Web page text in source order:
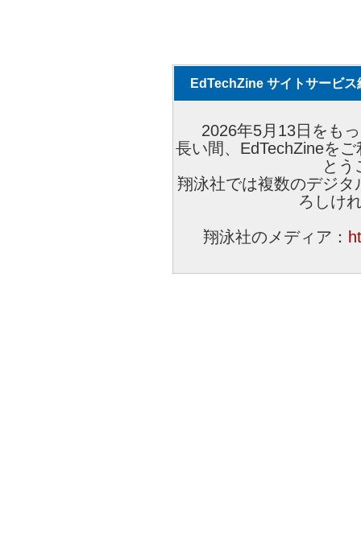
EdTechZine サイトサービス
2026年5月13日をも
長い間、EdTechZineを
とう
翔泳社では複数のデジ
ろしけ
翔泳社のメディア：